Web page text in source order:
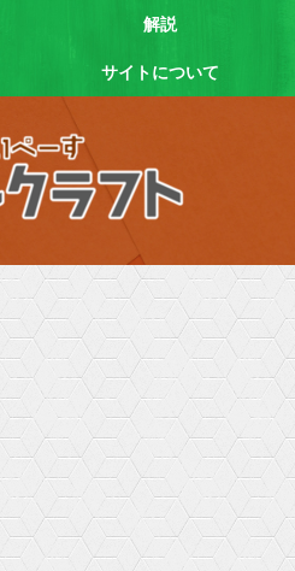
解説
サイトについて